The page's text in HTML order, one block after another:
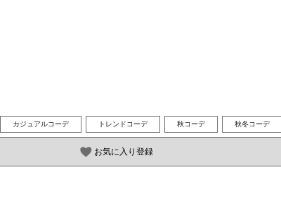
カジュアルコーデ トレンドコーデ 秋コーデ 秋冬コーデ
お気に入り登録